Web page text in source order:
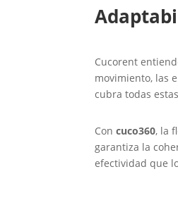
Cucorent
movimiento, las
cubra todas
Con cuco360, la
garantiza la
efectividad que